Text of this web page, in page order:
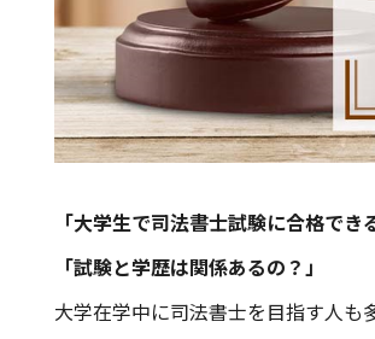
「大学生で司法書士試験に合格でき
「試験と学歴は関係あるの？」
大学在学中に司法書士を目指す人も